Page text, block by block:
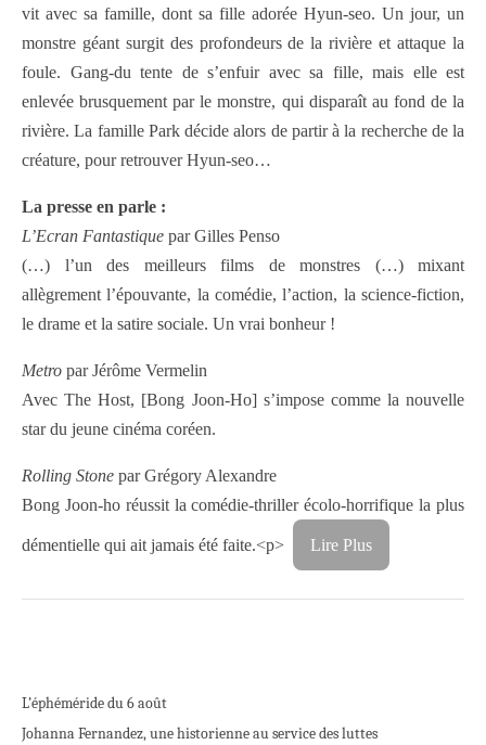
vit avec sa famille, dont sa fille adorée Hyun-seo. Un jour, un
monstre géant surgit des profondeurs de la rivière et attaque la
foule. Gang-du tente de s’enfuir avec sa fille, mais elle est
enlevée brusquement par le monstre, qui disparaît au fond de la
rivière. La famille Park décide alors de partir à la recherche de la
créature, pour retrouver Hyun-seo…
La presse en parle :
L’Ecran Fantastique par Gilles Penso
(…) l’un des meilleurs films de monstres (…) mixant
allègrement l’épouvante, la comédie, l’action, la science-fiction,
le drame et la satire sociale. Un vrai bonheur !
Metro par Jérôme Vermelin
Avec The Host, [Bong Joon-Ho] s’impose comme la nouvelle
star du jeune cinéma coréen.
Rolling Stone par Grégory Alexandre
Bong Joon-ho réussit la comédie-thriller écolo-horrifique la plus
démentielle qui ait jamais été faite.<p> Lire Plus
L’éphéméride du 6 août
Johanna Fernandez, une historienne au service des luttes